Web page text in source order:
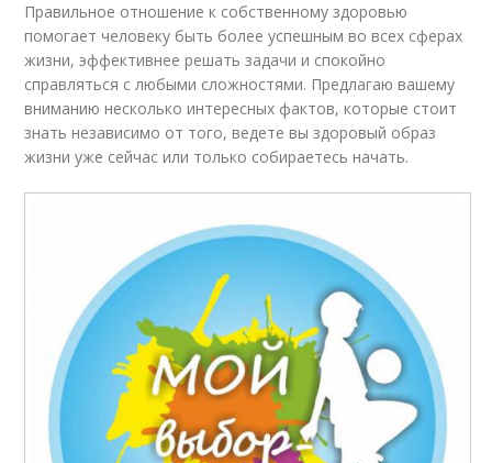
Правильное отношение к собственному здоровью
помогает человеку быть более успешным во всех сферах
жизни, эффективнее решать задачи и спокойно
справляться с любыми сложностями. Предлагаю вашему
вниманию несколько интересных фактов, которые стоит
знать независимо от того, ведете вы здоровый образ
жизни уже сейчас или только собираетесь начать.